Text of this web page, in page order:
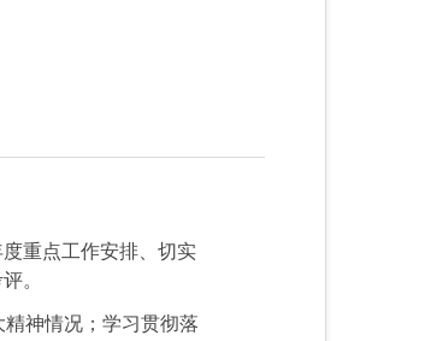
重点工作安排、切实
。
神情况；学习贯彻落